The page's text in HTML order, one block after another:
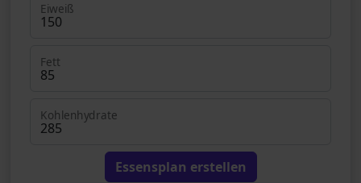
Eiweiß
Fett
Kohlenhydrate
Essensplan erstellen